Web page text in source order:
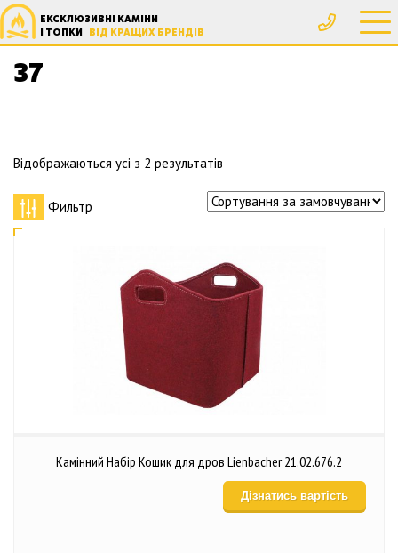
ЕКСКЛЮЗИВНІ КАМІНИ
І ТОПКИ ВІД КРАЩИХ БРЕНДІВ
37
Головна Товар Высота, мм
Відображаються усі з 2 результатів
Фильтр
Камінний Набір Кошик для дров Lienbacher 21.02.676.2
Дізнатись вартість